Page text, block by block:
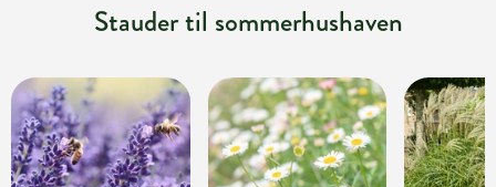
Stauder til sommerhushaven